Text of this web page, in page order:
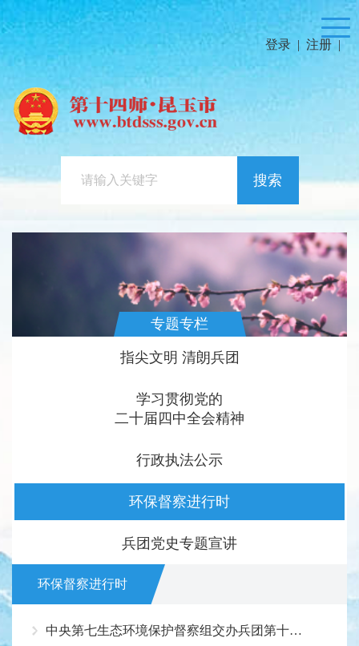
登录 | 注册 |
搜索
专题专栏
指尖文明 清朗兵团
学习贯彻党的
二十届四中全会精神
行政执法公示
环保督察进行时
兵团党史专题宣讲
环保督察进行时
中央第七生态环境保护督察组交办兵团第十七批群众信访举报案件办理情况